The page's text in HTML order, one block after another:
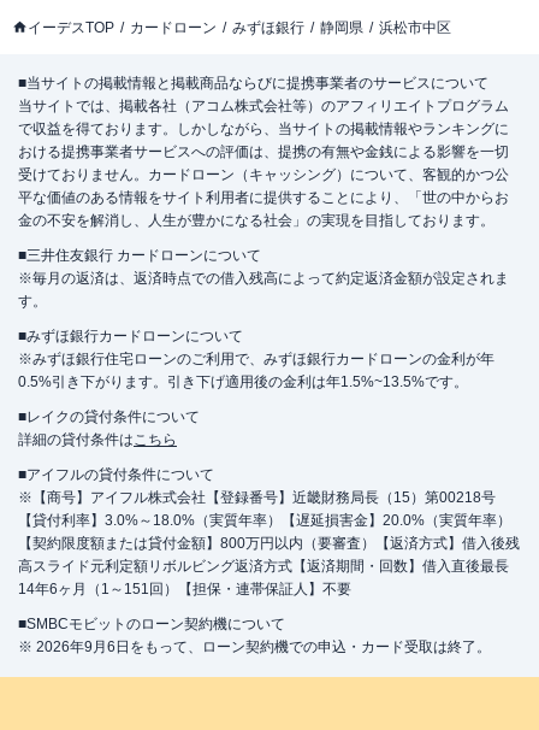
イーデスTOP カードローン みずほ銀行 静岡県 浜松市中区
■当サイトの掲載情報と掲載商品ならびに提携事業者のサービスについて
当サイトでは、掲載各社（アコム株式会社等）のアフィリエイトプログラム
で収益を得ております。しかしながら、当サイトの掲載情報やランキングに
おける提携事業者サービスへの評価は、提携の有無や金銭による影響を一切
受けておりません。カードローン（キャッシング）について、客観的かつ公
平な価値のある情報をサイト利用者に提供することにより、「世の中からお
金の不安を解消し、人生が豊かになる社会」の実現を目指しております。
■三井住友銀行 カードローンについて
※毎月の返済は、返済時点での借入残高によって約定返済金額が設定されま
す。
■みずほ銀行カードローンについて
※みずほ銀行住宅ローンのご利用で、みずほ銀行カードローンの金利が年
0.5%引き下がります。引き下げ適用後の金利は年1.5%~13.5%です。
■レイクの貸付条件について
詳細の貸付条件はこちら
■アイフルの貸付条件について
※【商号】アイフル株式会社【登録番号】近畿財務局長（15）第00218号
【貸付利率】3.0%～18.0%（実質年率）【遅延損害金】20.0%（実質年率）
【契約限度額または貸付金額】800万円以内（要審査）【返済方式】借入後残
高スライド元利定額リボルビング返済方式【返済期間・回数】借入直後最長
14年6ヶ月（1～151回）【担保・連帯保証人】不要
■SMBCモビットのローン契約機について
※ 2026年9月6日をもって、ローン契約機での申込・カード受取は終了。